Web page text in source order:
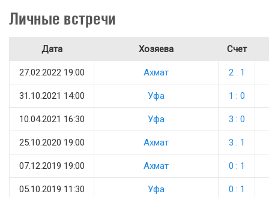
Личные встречи
Дата Хозяева Счет
27.02.2022 19:00 Ахмат 2 : 1
31.10.2021 14:00 Уфа 1 : 0
10.04.2021 16:30 Уфа 3 : 0
25.10.2020 19:00 Ахмат 3 : 1
07.12.2019 19:00 Ахмат 0 : 1
05.10.2019 11:30 Уфа 0 : 1